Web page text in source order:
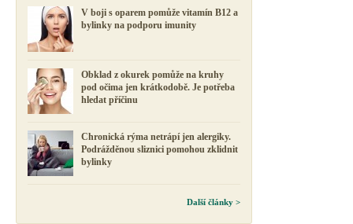
V boji s oparem pomůže vitamín B12 a
bylinky na podporu imunity
Obklad z okurek pomůže na kruhy
pod očima jen krátkodobě. Je potřeba
hledat příčinu
Chronická rýma netrápí jen alergiky.
Podrážděnou sliznici pomohou zklidnit
bylinky
Další články >